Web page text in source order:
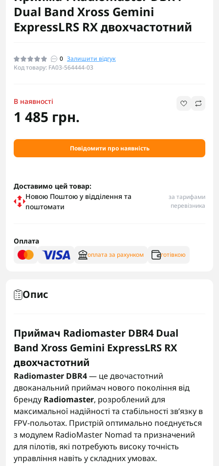
Dual Band Xross Gemini
ExpressLRS RX двохчастотний
0 Залишити відгук
Код товару: FA03-564444-03
В наявності
1 485 грн.
Повідомити про наявність
Доставимо цей товар:
Новою Поштою у відділення та
поштомати
за тарифами
перевізника
Оплата
оплата за рахунком готівкою
Опис
Приймач Radiomaster DBR4 Dual
Band Xross Gemini ExpressLRS RX
двохчастотний
Radiomaster DBR4— це двочастотний
двоканальний приймач нового покоління від
бренду Radiomaster, розроблений для
максимальної надійності та стабільності зв’язку в
FPV-польотах. Пристрій оптимально поєднується
з модулем RadioMaster Nomad та призначений
для пілотів, які потребують високу точність
управління навіть у складних умовах.